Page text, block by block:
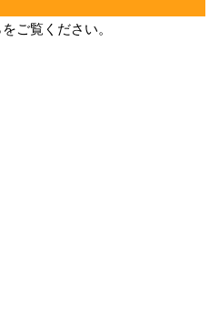
ご覧ください。